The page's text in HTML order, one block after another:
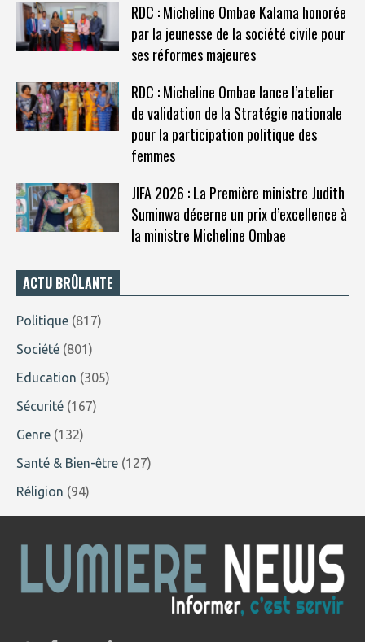
RDC : Micheline Ombae Kalama honorée
par la jeunesse de la société civile pour
ses réformes majeures
RDC : Micheline Ombae lance l’atelier
de validation de la Stratégie nationale
pour la participation politique des
femmes
JIFA 2026 : La Première ministre Judith
Suminwa décerne un prix d’excellence à
la ministre Micheline Ombae
ACTU BRÛLANTE
Politique (817)
Société (801)
Education (305)
Sécurité (167)
Genre (132)
Santé & Bien-être (127)
Réligion (94)